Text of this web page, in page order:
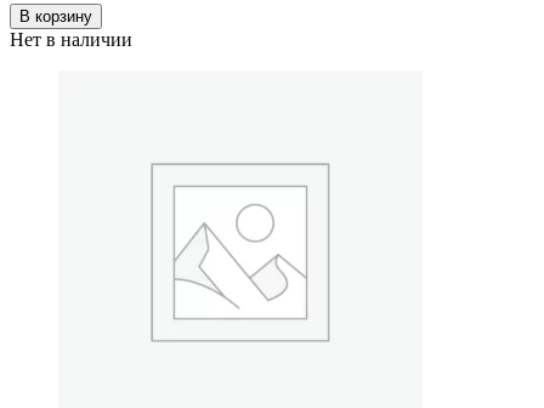
В корзину
Нет в наличии